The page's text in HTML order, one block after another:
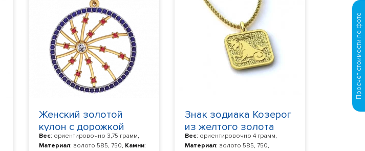
Женский золотой
кулон с дорожкой
камней по кругу 6073
Вес: ориентировочно 3,75 грамм,
Материал: золото 585, 750, Камни:
Знак зодиака Козерог
из желтого золота
0035
Вес: ориентировочно 4 грамм,
Материал: золото 585, 750,
:
Материал
по
дня с
Просчет стоимости по фото